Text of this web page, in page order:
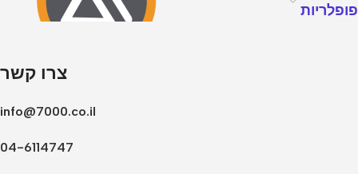
פופלריות
צרו קשר
info@7000.co.il
04-6114747